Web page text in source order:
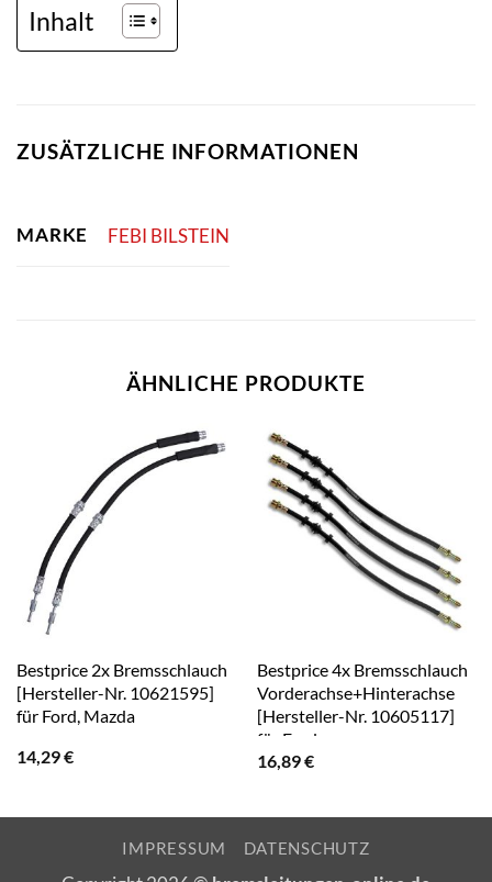
Inhalt
ZUSÄTZLICHE INFORMATIONEN
MARKE FEBI BILSTEIN
ÄHNLICHE PRODUKTE
Bestprice 2x Bremsschlauch
[Hersteller-Nr. 10621595]
für Ford, Mazda
14,29€
Bestprice 4x Bremsschlauch
Vorderachse+Hinterachse
[Hersteller-Nr. 10605117]
für Ford
16,89€
IMPRESSUM DATENSCHUTZ